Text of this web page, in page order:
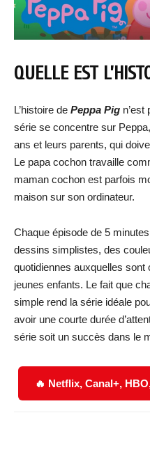
QUELLE EST
L’histoire de Peppa Pig
série se concentre sur
ans et leurs parents, qui
Le papa cochon travaille
maman cochon est parfois
maison sur son ordinateur.
Chaque épisode de 5
dessins simplistes, des
quotidiennes auxquelles
jeunes enfants. Le fait que
simple rend la série idéale
avoir une courte durée
série soit un succès dans le
🔥 Netflix, Canal+,